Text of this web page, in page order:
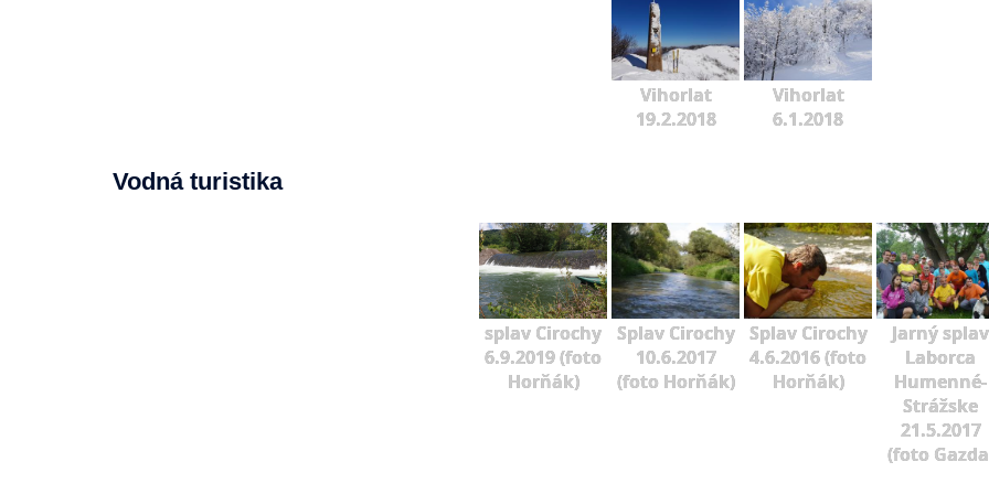
Vihorlat
19.2.2018
Vihorlat
6.1.2018
Vodná turistika
splav Cirochy
6.9.2019 (foto
Horňák)
Splav Cirochy
10.6.2017
(foto Horňák)
Splav Cirochy
4.6.2016 (foto
Horňák)
Jarný splav
Laborca
Humenné-
Strážske
21.5.2017
(foto